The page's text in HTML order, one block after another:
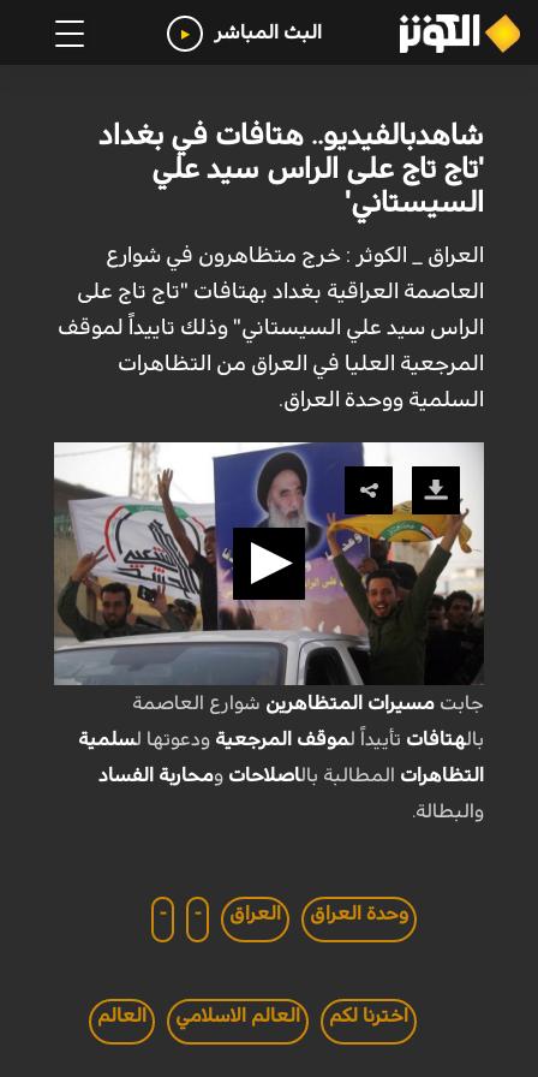
البث المباشر
شاهدبالفيديو.. هتافات في بغداد
'تاج تاج على الراس سيد علي
السيستاني'
العراق _ الكوثر : خرج متظاهرون في شوارع
العاصمة العراقية بغداد بهتافات "تاج تاج على
الراس سيد علي السيستاني" وذلك تاييداً لموقف
المرجعية العليا في العراق من التظاهرات
السلمية ووحدة العراق.
جابت مسيرات المتظاهرين شوارع العاصمة
بالهتافات تأييداً لموقف المرجعية ودعوتها لسلمية
التظاهرات المطالبة بالاصلاحات ومحاربة الفساد
والبطالة.
وحدة العراق العراق -
-
اخترنا لكم العالم الاسلامي العالم